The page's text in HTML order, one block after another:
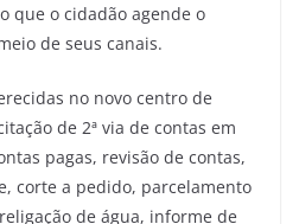
que o cidadão agende o
de seus canais.
no novo centro de
de 2ª via de contas em
pagas, revisão de contas,
corte a pedido, parcelamento
de água, informe de